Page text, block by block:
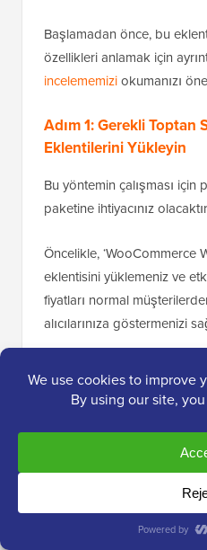
Başlamadan önce, bu
özellikleri anlamak için
incelememiziokumanızı
Adım 1: Gerekli Toptan
Eklentilerini Yükleyin
Bu yöntemin çalışması için
paketine ihtiyacınız
Öncelikle, ‘WooCommerce
eklentisini yüklemeniz ve
fiyatları normal
alıcılarınıza göstermenizi
Capture’ eklentisini de
için başvurabileceği
İsterseniz, kayıt
'u da